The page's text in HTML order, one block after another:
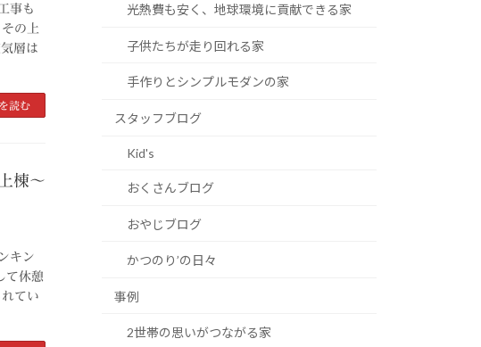
事も
の上
層は
読む
棟～
キン
て休憩
てい
光熱費も安く、地球環境に貢献できる家
子供たちが走り回れる家
手作りとシンプルモダンの家
スタッフブログ
Kid's
おくさんブログ
おやじブログ
かつのり’の日々
事例
2世帯の思いがつながる家